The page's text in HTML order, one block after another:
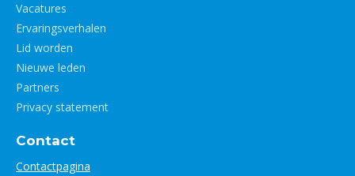
Vacatures
Ervaringsverhalen
Lid worden
Nieuwe leden
Partners
Privacy statement
Contact
Contactpagina